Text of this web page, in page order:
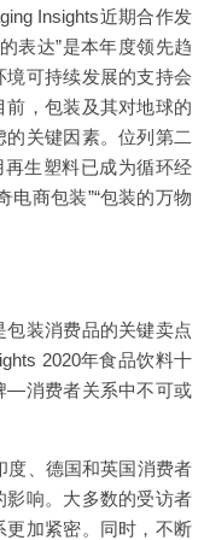
Insights近期合作发
表达”是本年度领先趋
可持续发展的支持会
，包装及其对地球的
关键因素。位列第二
再生塑料已成为循环经
电商包装”“包装的万物
装消费品的关键卖点
2020年食品饮料十
—消费者关系中不可或
度、德国和英国消费者
响。大多数的受访者
更加紧密。同时，不断